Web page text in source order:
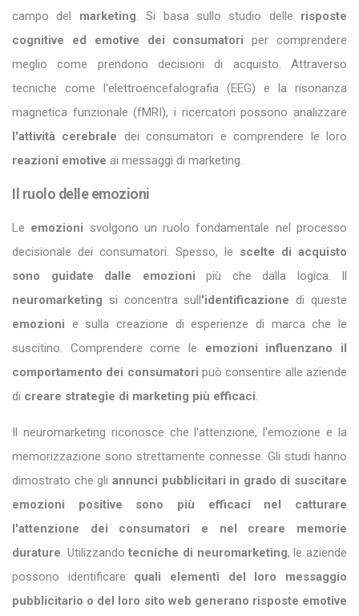
campo del marketing. Si basa sullo studio delle risposte
cognitive ed emotive dei consumatori per comprendere
meglio come prendono decisioni di acquisto. Attraverso
tecniche come l'elettroencefalografia (EEG) e la risonanza
magnetica funzionale (fMRI), i ricercatori possono analizzare
l'attività cerebrale dei consumatori e comprendere le loro
reazioni emotive ai messaggi di marketing.
Il ruolo delle emozioni
Le emozioni svolgono un ruolo fondamentale nel processo
decisionale dei consumatori. Spesso, le scelte di acquisto
sono guidate dalle emozioni più che dalla logica. Il
neuromarketing si concentra sull'identificazionedi queste
emozioni e sulla creazione di esperienze di marca che le
suscitino. Comprendere come le emozioni influenzano il
comportamento dei consumatori può consentire alle aziende
di creare strategie di marketing più efficaci.
Il neuromarketing riconosce che l'attenzione, l'emozione e la
memorizzazione sono strettamente connesse. Gli studi hanno
dimostrato che gli annunci pubblicitari in grado di suscitare
emozioni positive sono più efficaci nel catturare
l'attenzione dei consumatori e nel creare memorie
durature. Utilizzandotecniche di neuromarketing, le aziende
possono identificare quali elementi del loro messaggio
pubblicitario o del loro sito web generano risposte emotive